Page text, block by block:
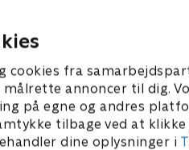
cookies fra
annoncer til dig.
på egne og andres
tilbage ved at klikke
dine oplysninger i
hvor en
har barrikaderet sig i
slagteri og taget
direktør som gidsel
2001 • 19 min